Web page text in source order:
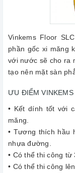
Vinkems Floor
phần gốc xi măng
với nước sẽ cho ra
tạo nên mặt sàn
ƯU ĐIỂM
• Kết dính tốt với
măng.
• Tương thích hầu
nhựa đường.
• Có thể thi công từ
• Có thể thi công